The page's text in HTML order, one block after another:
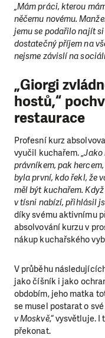
„Mám práci, kterou
něčemu novému.
jemu se podařilo najít
dostatečný příjem na
nejsme závislí na
„Giorgi
hostů,“
restaurace
Profesní kurz
vyučil kuchařem. „Jako
právníkem, pak
byla první, kdo řekl, že
měl být kuchařem.
v tísni nabízí, přihlásil
díky svému aktivnímu
absolvování kurzu v
nákup kuchařského
V průběhu
jako číšník i jako
obdobím, jeho matka
se musel postarat o
v Moskvě,“ vysvětluje.
překonat.